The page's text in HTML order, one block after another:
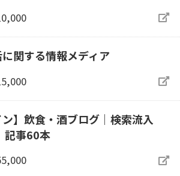
関する情報メディア
ン】飲食・酒ブログ｜検索流入
記事60本